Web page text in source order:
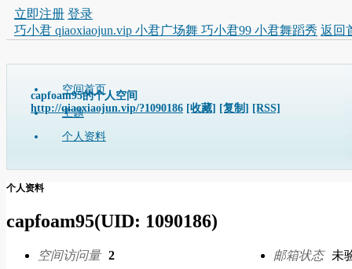
立即注册 登录
巧小君 qiaoxiaojun.vip 小君广场舞 巧小君99 小君舞蹈秀 返回
capfoam95的个人空间
http://qiaoxiaojun.vip/?1090186 [收藏] [复制] [RSS]
空间首页
主题
个人资料
个人资料
capfoam95(UID: 1090186)
空间访问量 2 邮箱状态 未